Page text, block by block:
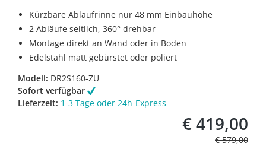
Kürzbare Ablaufrinne nur 48 mm Einbauhöhe
2 Abläufe seitlich, 360° drehbar
Montage direkt an Wand oder in Boden
Edelstahl matt gebürstet oder poliert
Modell: DR2S160-ZU
Sofort verfügbar
Lieferzeit: 1-3 Tage oder 24h-Express
Verkaufspreis:
€ 419,00
Regulärer
€ 579,00